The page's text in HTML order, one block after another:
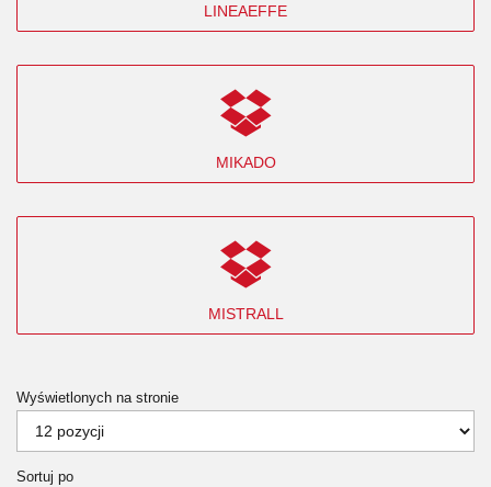
LINEAEFFE
MIKADO
MISTRALL
Wyświetlonych na stronie
Sortuj po